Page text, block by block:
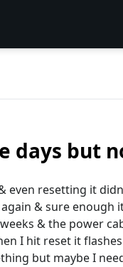
days but
resetting it
& sure enough
& the power
I hit reset it
but maybe I